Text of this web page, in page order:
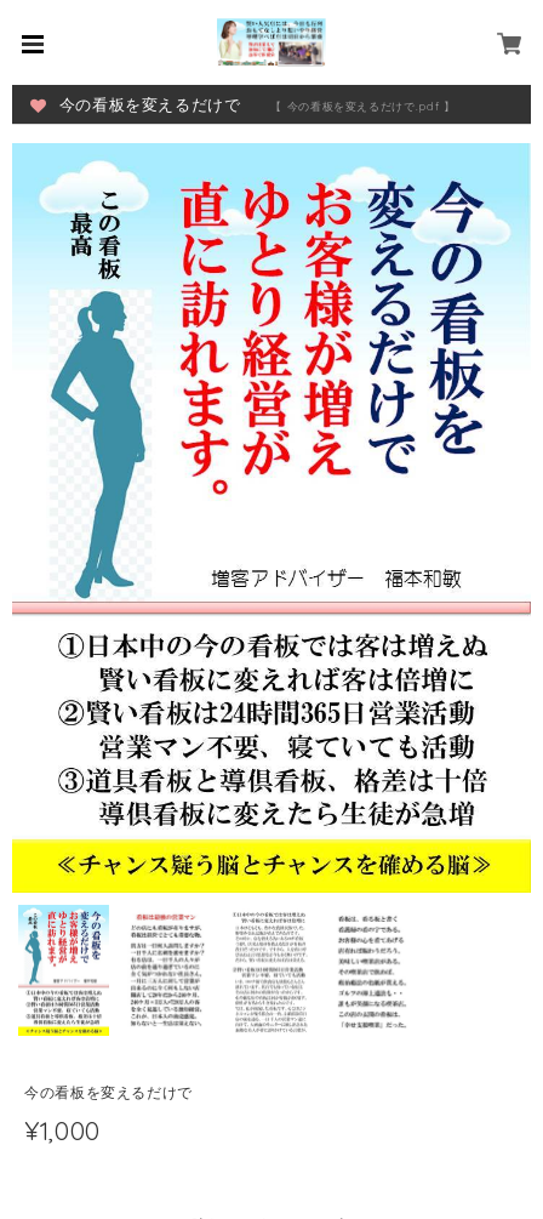
今の看板を変えるだけで 【 今の看板を変えるだけで.pdf 】
今の看板を変えるだけで
¥1,000